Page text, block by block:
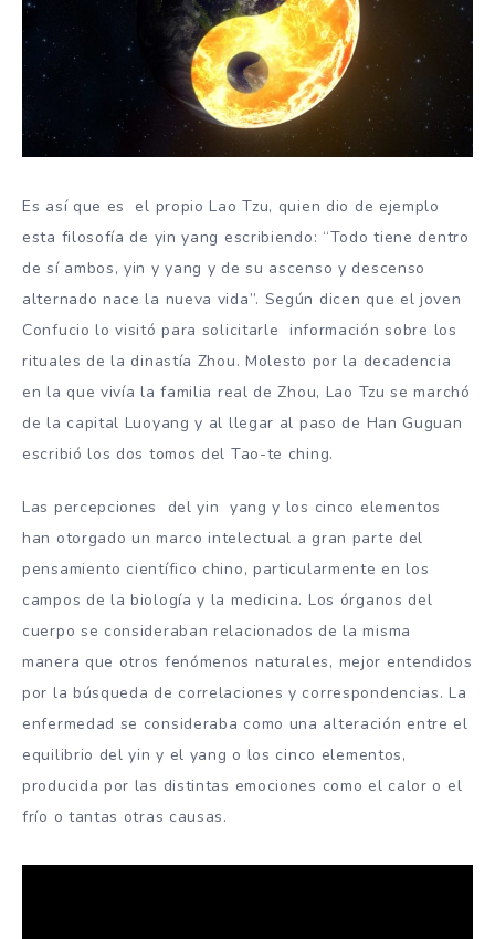
Es así que es el propio Lao Tzu, quien dio de ejemplo
esta filosofía de yin yang escribiendo: “Todo tiene dentro
de sí ambos, yin y yang y de su ascenso y descenso
alternado nace la nueva vida”. Según dicen que el joven
Confucio lo visitó para solicitarle información sobre los
rituales de la dinastía Zhou. Molesto por la decadencia
en la que vivía la familia real de Zhou, Lao Tzu se marchó
de la capital Luoyang y al llegar al paso de Han Guguan
escribió los dos tomos del Tao-te ching.
Las percepciones del yin yang y los cinco elementos
han otorgado un marco intelectual a gran parte del
pensamiento científico chino, particularmente en los
campos de la biología y la medicina. Los órganos del
cuerpo se consideraban relacionados de la misma
manera que otros fenómenos naturales, mejor entendidos
por la búsqueda de correlaciones y correspondencias. La
enfermedad se consideraba como una alteración entre el
equilibrio del yin y el yang o los cinco elementos,
producida por las distintas emociones como el calor o el
frío o tantas otras causas.